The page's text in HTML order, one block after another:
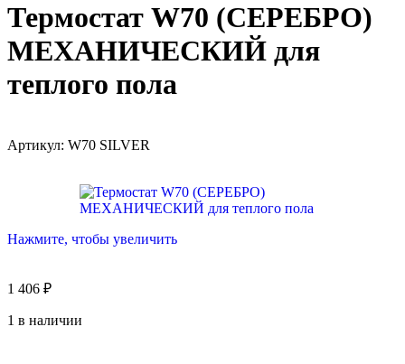
Термостат W70 (СЕРЕБРО)
МЕХАНИЧЕСКИЙ для
теплого пола
Артикул: W70 SILVER
Нажмите, чтобы увеличить
1 406 ₽
1 в наличии